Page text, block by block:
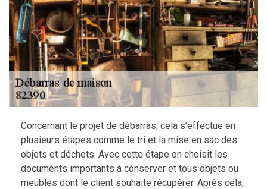
Concernant le projet de débarras, cela s’effectue en
plusieurs étapes comme le tri et la mise en sac des
objets et déchets. Avec cette étape on choisit les
documents importants à conserver et tous objets ou
meubles dont le client souhaite récupérer. Après cela,